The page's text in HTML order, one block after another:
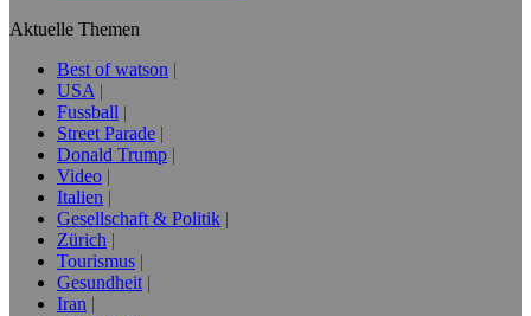
Aktuelle Themen
Best of watson
USA
Fussball
Street Parade
Donald Trump
Video
Italien
Gesellschaft & Politik
Zürich
Tourismus
Gesundheit
Iran